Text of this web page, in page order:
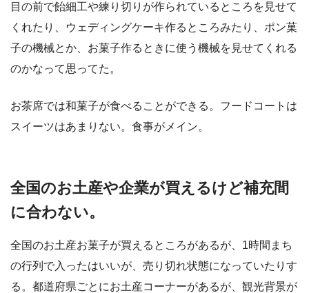
目の前で飴細工や練り切りが作られているところを見せて
くれたり、ウェディングケーキ作るところみたり、ポン菓
子の機械とか、お菓子作るときに使う機械を見せてくれる
のかなって思ってた。
お茶席では和菓子が食べることができる。フードコートは
スイーツはあまりない。食事がメイン。
全国のお土産や企業が買えるけど補充間
に合わない。
全国のお土産お菓子が買えるところがあるが、1時間まち
の行列で入ったはいいが、売り切れ状態になっていたりす
る。都道府県ごとにお土産コーナーがあるが、観光背景が